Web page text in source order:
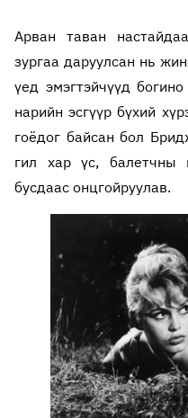
Арван таван
зургаа даруулсан нь
үед эмэгтэйчүүд
нарийн эсгүүр бүхий
гоёдог байсан бол
гил хар үс, балетчны
бусдаас онцгойруулав.